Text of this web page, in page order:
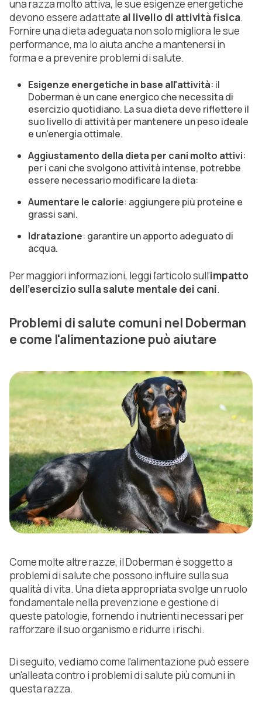
una razza molto attiva, le sue esigenze energetiche
devono essere adattate al livello di attività fisica.
Fornire una dieta adeguata non solo migliora le sue
performance, ma lo aiuta anche a mantenersi in
forma e a prevenire problemi di salute.
Esigenze energetiche in base all'attività: il
Doberman è un cane energico che necessita di
esercizio quotidiano. La sua dieta deve riflettere il
suo livello di attività per mantenere un peso ideale
e un'energia ottimale.
Aggiustamento della dieta per cani molto attivi:
per i cani che svolgono attività intense, potrebbe
essere necessario modificare la dieta:
Aumentare le calorie: aggiungere più proteine e
grassi sani.
Idratazione: garantire un apporto adeguato di
acqua.
Per maggiori informazioni, leggi l'articolo sull'impatto
dell'esercizio sulla salute mentale dei cani.
Problemi di salute comuni nel Doberman
e come l'alimentazione può aiutare
Come molte altre razze, il Doberman è soggetto a
problemi di salute che possono influire sulla sua
qualità di vita. Una dieta appropriata svolge un ruolo
fondamentale nella prevenzione e gestione di
queste patologie, fornendo i nutrienti necessari per
rafforzare il suo organismo e ridurre i rischi.
Di seguito, vediamo come l'alimentazione può essere
un'alleata contro i problemi di salute più comuni in
questa razza.